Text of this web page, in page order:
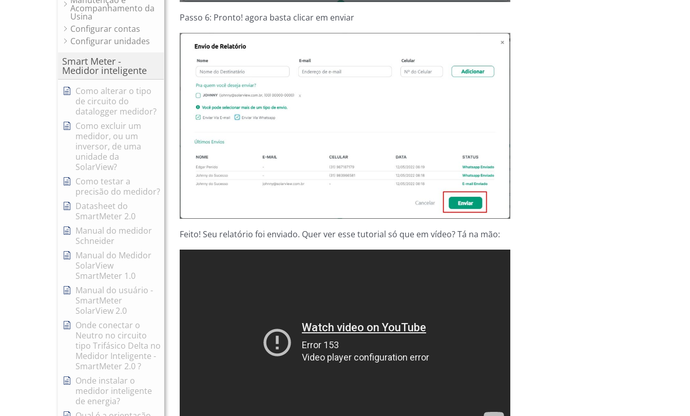
Acompanhamento da
Usina
Configurar contas
Configurar unidades
Smart Meter -
Medidor inteligente
Como alterar o tipo
de circuito do
datalogger medidor?
Como excluir um
medidor, ou um
inversor, de uma
unidade da
SolarView?
Como testar a
precisão do medidor?
Datasheet do
SmartMeter 2.0
Manual do medidor
Schneider
Manual do Medidor
SolarView
SmartMeter 1.0
Manual do usuário -
SmartMeter
SolarView 2.0
Onde conectar o
Neutro no circuito
tipo Trifásico Delta no
Medidor Inteligente -
SmartMeter 2.0 ?
Onde instalar o
medidor inteligente
de energia?
Passo 6: Pronto! agora basta clicar em enviar
Feito! Seu relatório foi enviado. Quer ver esse tutorial só que em vídeo? Tá na mão: